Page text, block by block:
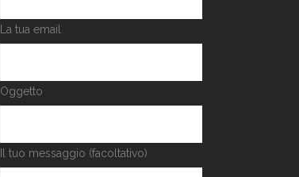
La tua email
Oggetto
Il tuo messaggio (facoltativo)